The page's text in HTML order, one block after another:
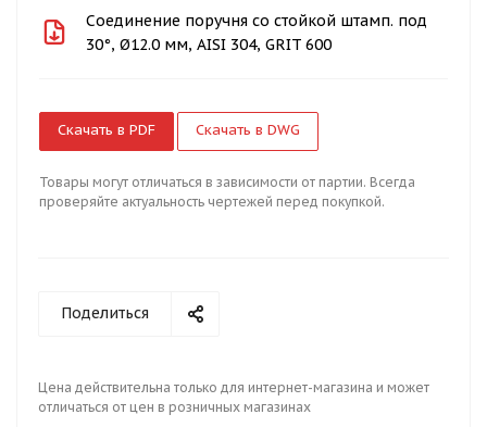
Соединение поручня со стойкой штамп. под
30°, Ø12.0 мм, AISI 304, GRIT 600
Скачать в PDF Скачать в DWG
Товары могут отличаться в зависимости от партии. Всегда
проверяйте актуальность чертежей перед покупкой.
Поделиться
Цена действительна только для интернет-магазина и может
отличаться от цен в розничных магазинах